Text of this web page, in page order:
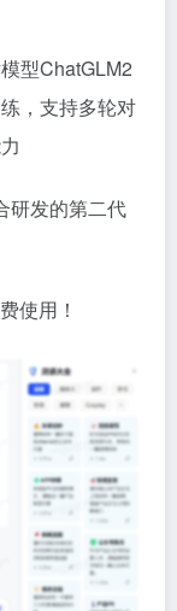
型ChatGLM2
，支持多轮对
研发的第二代
使用！